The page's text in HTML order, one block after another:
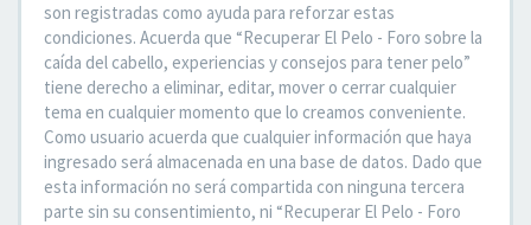
son registradas como ayuda para reforzar estas
condiciones. Acuerda que “Recuperar El Pelo - Foro sobre la
caída del cabello, experiencias y consejos para tener pelo”
tiene derecho a eliminar, editar, mover o cerrar cualquier
tema en cualquier momento que lo creamos conveniente.
Como usuario acuerda que cualquier información que haya
ingresado será almacenada en una base de datos. Dado que
esta información no será compartida con ninguna tercera
parte sin su consentimiento, ni “Recuperar El Pelo - Foro